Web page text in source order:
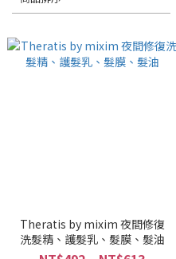
Theratis by mixim 夜間修復
洗髮精、護髮乳、髮膜、髮油